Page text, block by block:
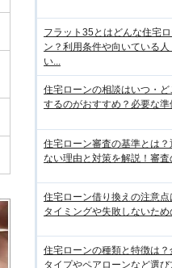
フラット35とはどんな住宅
ン？利用条件や向いている人
い...
住宅ローンの相談はいつ・ど
するのがおすすめ？必要な準
住宅ローン審査の基準とは？
ない理由と対策を解説！審査
住宅ローン借り換えの注意点
タイミングや失敗しないため
住宅ローンの種類と特徴は？
タイプやペアローンなど選び